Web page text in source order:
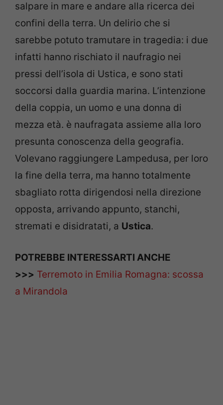
salpare in mare e andare alla ricerca dei
confini della terra. Un delirio che si
sarebbe potuto tramutare in tragedia: i due
infatti hanno rischiato il naufragio nei
pressi dell’isola di Ustica, e sono stati
soccorsi dalla guardia marina. L’intenzione
della coppia, un uomo e una donna di
mezza età. è naufragata assieme alla loro
presunta conoscenza della geografia.
Volevano raggiungere Lampedusa, per loro
la fine della terra, ma hanno totalmente
sbagliato rotta dirigendosi nella direzione
opposta, arrivando appunto, stanchi,
stremati e disidratati, a Ustica.
POTREBBE INTERESSARTI ANCHE
>>> Terremoto in Emilia Romagna: scossa
a Mirandola